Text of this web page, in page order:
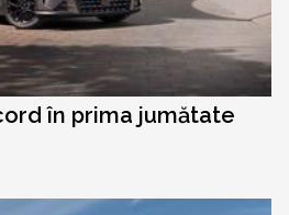
în prima jumătate